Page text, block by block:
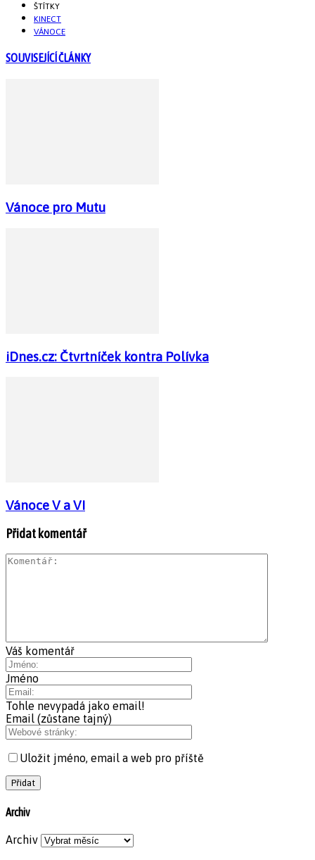
ŠTÍTKY
KINECT
VÁNOCE
SOUVISEJÍCÍ ČLÁNKY
Vánoce pro Mutu
iDnes.cz: Čtvrtníček kontra Polívka
Vánoce V a VI
Přidat komentář
Váš komentář
Jméno
Tohle nevypadá jako email!
Email (zůstane tajný)
Uložit jméno, email a web pro příště
Archiv
Archiv